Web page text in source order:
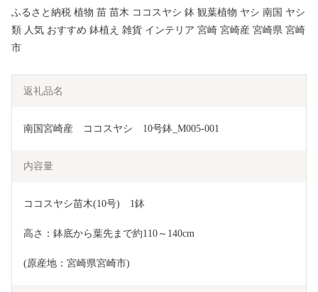
ふるさと納税 植物 苗 苗木 ココスヤシ 鉢 観葉植物 ヤシ 南国 ヤシ
類 人気 おすすめ 鉢植え 雑貨 インテリア 宮崎 宮崎産 宮崎県 宮崎
市
返礼品名
南国宮崎産　ココスヤシ　10号鉢_M005-001
内容量
ココスヤシ苗木(10号)　1鉢
高さ：鉢底から葉先まで約110～140cm
(原産地：宮崎県宮崎市)